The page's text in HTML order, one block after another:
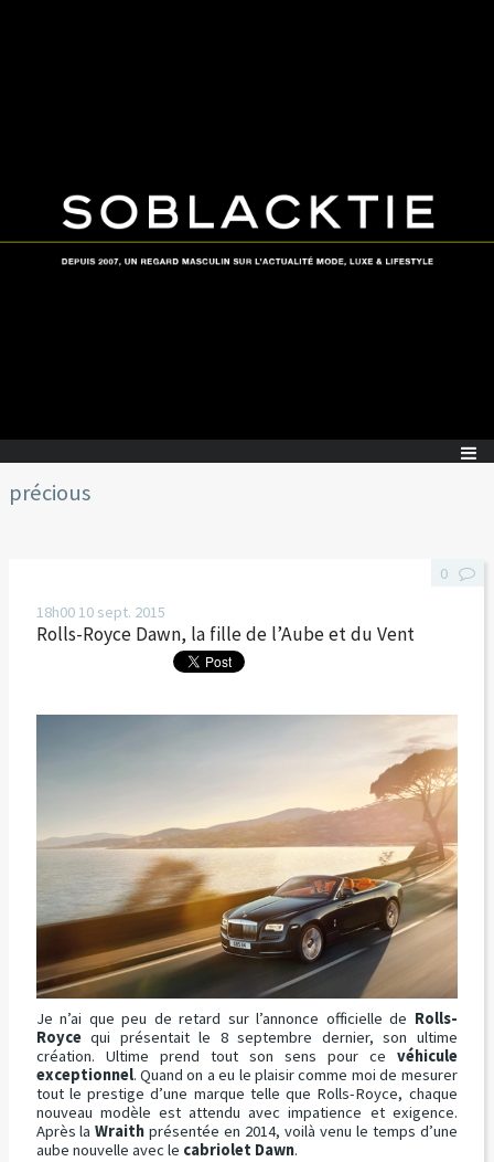
précious
18h0010 sept. 2015
Rolls-Royce Dawn, la fille de l’Aube et du Vent
Je n’ai que peu de retard sur l’annonce officielle de Rolls-
Roycequi présentait le 8 septembre dernier, son ultime
création. Ultime prend tout son sens pour ce véhicule
exceptionnel. Quand on a eu le plaisir comme moi de mesurer
tout le prestige d’une marque telle que Rolls-Royce, chaque
nouveau modèle est attendu avec impatience et exigence.
Après laWraith présentée en 2014, voilà venu le temps d’une
aube nouvelle avec le cabriolet Dawn.
0